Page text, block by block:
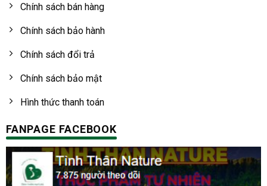
Chính sách bán hàng
Chính sách bảo hành
Chính sách đổi trả
Chính sách bảo mật
Hình thức thanh toán
FANPAGE FACEBOOK